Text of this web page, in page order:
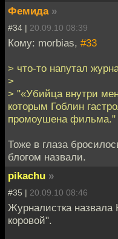
Фемида »
#34 | 20.09.10 08:39
Кому: morbias, #33
> что-то напутал
>
> "«Убийца внутри
которым Гоблин
промоушена фильма."
Тоже в глаза
блогом назвали.
pikachu »
#35 | 20.09.10 08:46
Журналистка назвала
коровой".